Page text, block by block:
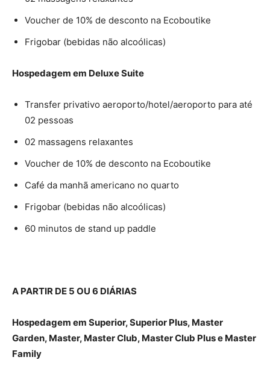
Voucher de 10% de desconto na Ecoboutike
Frigobar (bebidas não alcoólicas)
Hospedagem em Deluxe Suite
Transfer privativo aeroporto/hotel/aeroporto para até
02 pessoas
02 massagens relaxantes
Voucher de 10% de desconto na Ecoboutike
Café da manhã americano no quarto
Frigobar (bebidas não alcoólicas)
60 minutos de stand up paddle
A PARTIR DE 5 OU 6 DIÁRIAS
Hospedagem em Superior, Superior Plus, Master
Garden, Master, Master Club, Master Club Plus e Master
Family